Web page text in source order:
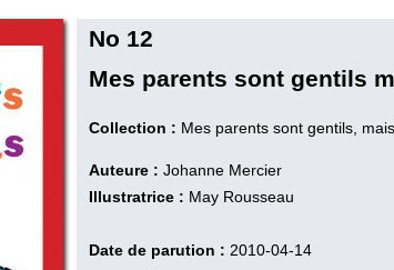
No 12
Mes parents sont gentils
Collection : Mes parents sont gentils, mais
Auteure : Johanne Mercier
Illustratrice : May Rousseau
Date de parution : 2010-04-14